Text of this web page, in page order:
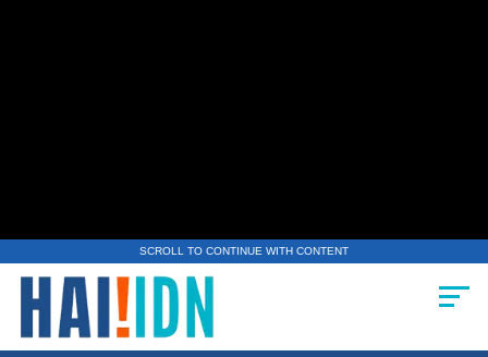
SCROLL TO CONTINUE WITH CONTENT